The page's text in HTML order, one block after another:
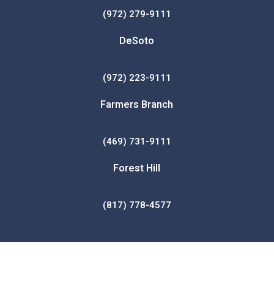
(972) 279-9111
DeSoto
(972) 223-9111
Farmers Branch
(469) 731-9111
Forest Hill
(817) 778-4577